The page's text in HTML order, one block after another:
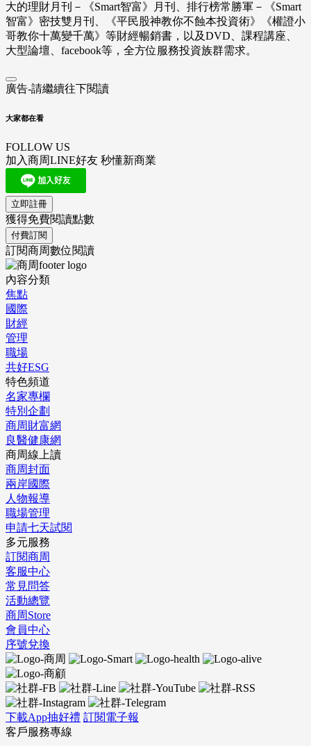
大的理財月刊－《Smart智富》月刊、排行榜常勝軍－《Smart
智富》密技雙月刊、《平民股神教你不蝕本投資術》《權證小
哥教你十萬變千萬》等財經暢銷書，以及DVD、課程講座、
大型論壇、facebook等，全方位服務投資族群需求。
廣告-請繼續往下閱讀
大家都在看
FOLLOW US
加入商周LINE好友 秒懂新商業
立即註冊
獲得免費閱讀點數
付費訂閱
訂閱商周數位閱讀
內容分類
焦點
國際
財經
管理
職場
共好ESG
特色頻道
名家專欄
特別企劃
商周財富網
良醫健康網
商周線上讀
商周封面
兩岸國際
人物報導
職場管理
申請七天試閱
多元服務
訂閱商周
客服中心
常見問答
活動總覽
商周Store
會員中心
序號兌換
下載App抽好禮 訂閱電子報
客戶服務專線